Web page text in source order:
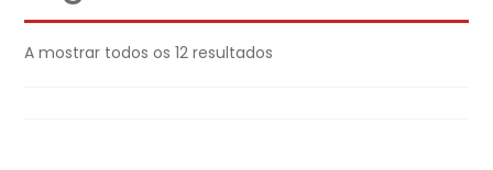
A mostrar todos os 12 resultados